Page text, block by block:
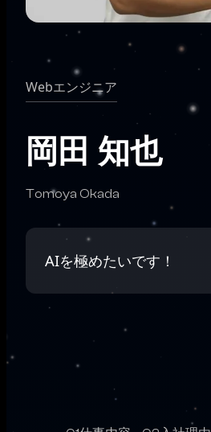
Webエンジニア
岡田 知也
Tomoya Okada
AIを極めたいです！